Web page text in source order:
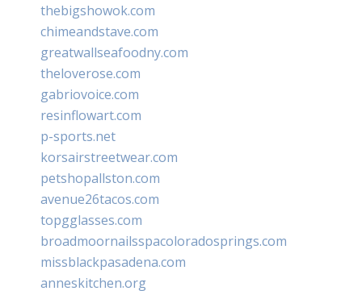
thebigshowok.com
chimeandstave.com
greatwallseafoodny.com
theloverose.com
gabriovoice.com
resinflowart.com
p-sports.net
korsairstreetwear.com
petshopallston.com
avenue26tacos.com
topgglasses.com
broadmoornailsspacoloradosprings.com
missblackpasadena.com
anneskitchen.org